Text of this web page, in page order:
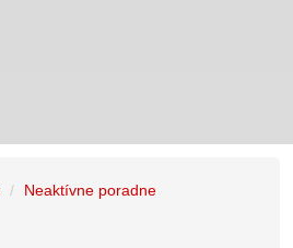
Neaktívne poradne